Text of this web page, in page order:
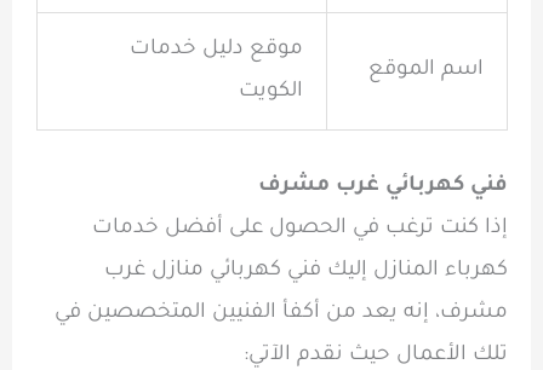
اسم الموقع
موقع دليل خدمات
الكويت
فني كهربائي غرب مشرف
إذا كنت ترغب في الحصول على أفضل خدمات
كهرباء المنازل إليك فني كهربائي منازل غرب
مشرف، إنه يعد من أكفأ الفنيين المتخصصين في
تلك الأعمال حيث نقدم الآتي: